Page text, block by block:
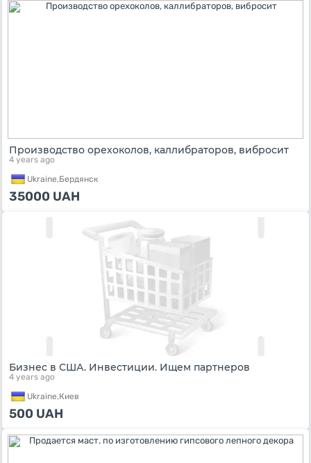
Производство орехоколов, каллибраторов, вибросит
4 years ago
Ukraine,Бердянск
35000 UAH
Бизнес в США. Инвестиции. Ищем партнеров
4 years ago
Ukraine,Киев
500 UAH